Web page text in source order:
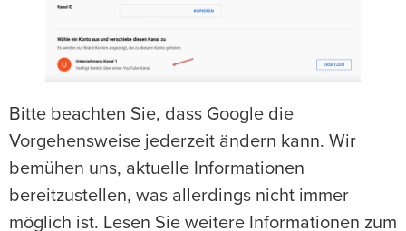
Bitte beachten Sie, dass Google die
Vorgehensweise jederzeit ändern kann. Wir
bemühen uns, aktuelle Informationen
bereitzustellen, was allerdings nicht immer
möglich ist. Lesen Sie weitere Informationen zum